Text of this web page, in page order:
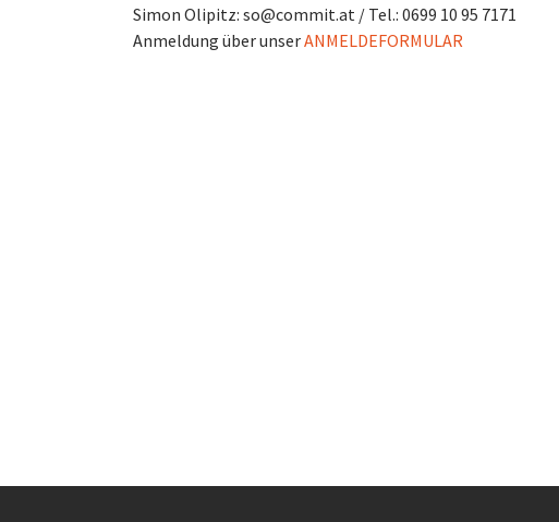
Simon Olipitz: so@commit.at / Tel.: 0699 10 95 7171
Anmeldung über unserANMELDEFORMULAR